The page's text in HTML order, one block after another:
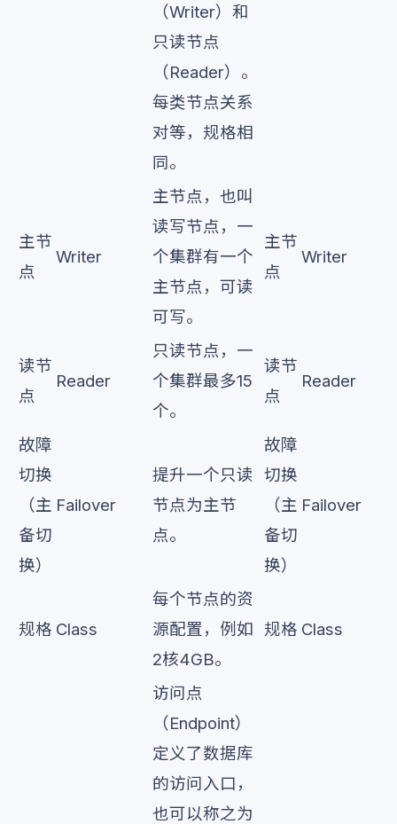
（Writer）和
只读节点
（Reader）。
每类节点关系
对等，规格相
同。
主节
点
Writer
主节点，也叫
读写节点，一
个集群有一个
主节点，可读
可写。
主节
点
Writer
读节
点
Reader
只读节点，一
个集群最多15
个。
读节
点
Reader
故障
切换
（主
备切
换）
Failover
提升一个只读
节点为主节
点。
故障
切换
（主
备切
换）
Failover
规格 Class
每个节点的资
源配置，例如
2核4GB。
规格 Class
访问点
（Endpoint）
定义了数据库
的访问入口，
也可以称之为